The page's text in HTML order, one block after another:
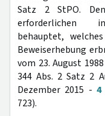
Satz 2 StPO.
erforderlichen
behauptet,
Beweiserhebung
vom 23. August
344 Abs. 2 Satz 2
Dezember 2015 - 4
723).